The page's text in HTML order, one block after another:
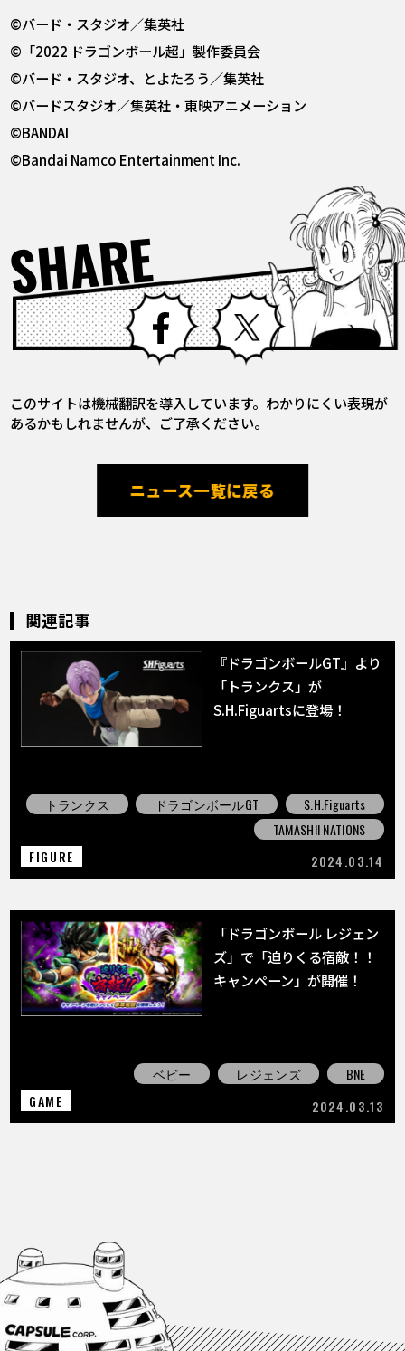
©バード・スタジオ／集英社
©「2022 ドラゴンボール超」製作委員会
©バード・スタジオ、とよたろう／集英社
©バードスタジオ／集英社・東映アニメーション
©BANDAI
©Bandai Namco Entertainment Inc.
SHARE Facebook X
このサイトは機械翻訳を導入しています。わかりにくい表現が
あるかもしれませんが、ご了承ください。
ニュース一覧に戻る
関連記事
『ドラゴンボールGT』より
「トランクス」が
S.H.Figuartsに登場！
トランクス ドラゴンボールGT
S.H.Figuarts
TAMASHII NATIONS
FIGURE
2024.03.14
「ドラゴンボール レジェン
ズ」で「迫りくる宿敵！！
キャンペーン」が開催！
ベビー レジェンズ
BNE
GAME
2024.03.13